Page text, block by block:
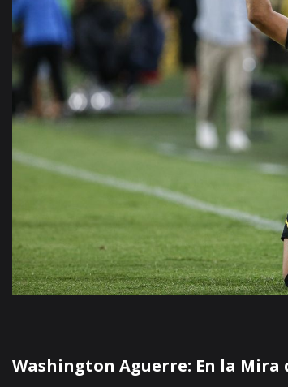
Washington Aguerre: En la Mira